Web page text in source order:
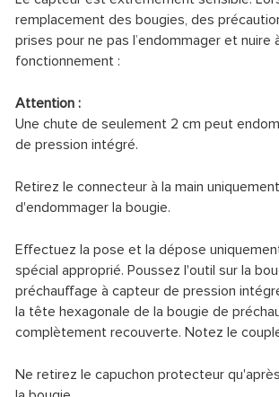
remplacement des bougies, des
prises pour ne pas l’endommager et nuire
fonctionnement :
Attention :
Une chute de seulement 2 cm peut
de pression intégré.
Retirez le connecteur à la main
d'endommager la bougie.
Effectuez la pose et la dépose
spécial approprié. Poussez l'outil sur la
préchauffage à capteur de pression
la tête hexagonale de la bougie de
complètement recouverte. Notez le
Ne retirez le capuchon protecteur